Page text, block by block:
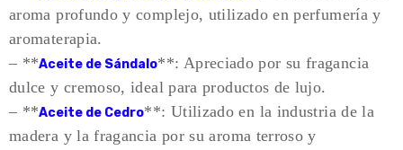
aroma profundo y complejo, utilizado en perfumería y
aromaterapia.
– **Aceite de Sándalo**: Apreciado por su fragancia
dulce y cremoso, ideal para productos de lujo.
– **Aceite de Cedro**: Utilizado en la industria de la
madera y la fragancia por su aroma terroso y